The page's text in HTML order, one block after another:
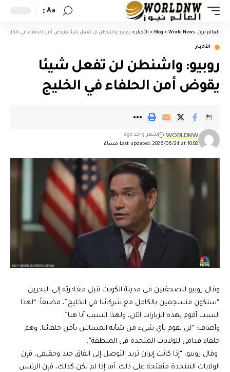
Aa
العالم نيوز - World News >
Blog
> الأخبار > روبيو: واشنطن لن تفعل شيئا يقوض أمن الحلفاء في الخليج
الأخبار
روبيو: واشنطن لن تفعل شيئا
يقوض أمن الحلفاء في الخليج
Last updated: 2026/06/24 at 10:02 مساءً
WORLDNW شهر واحد ago
وقال روبيو للصحفيين في مدينة الكويت قبل مغادرته إلى البحرين:
“سنكون منسجمين بالكامل مع شركائنا في الخليج”، مضيفاً: “لهذا
السبب أقوم بهذه الزيارات الآن، ولهذا السبب أنا هنا”.
وأضاف: “لن نقوم بأي شيء من شأنه المساس بأمن حلفائنا، وهم
حلفاء قدامى للولايات المتحدة في المنطقة”.
وقال روبيو: “إذا كانت إيران تريد التوصل إلى اتفاق جيد وحقيقي، فإن
الولايات المتحدة منفتحة على ذلك. أما إذا لم تكن كذلك، فإن الرئيس